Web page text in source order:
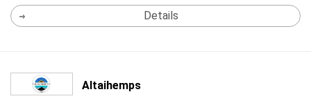
Details
Altaihemps